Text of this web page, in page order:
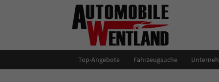
Top-Angebote Fahrzeugsuche